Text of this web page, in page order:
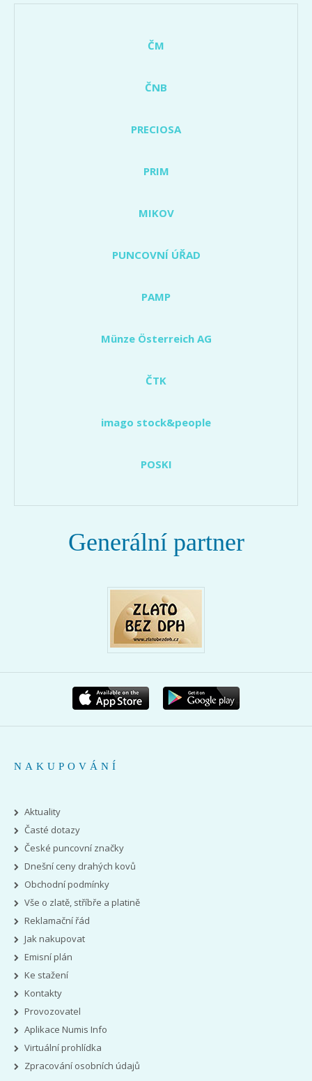
ČM
ČNB
PRECIOSA
PRIM
MIKOV
PUNCOVNÍ ÚŘAD
PAMP
Münze Österreich AG
ČTK
imago stock&people
POSKI
Generální partner
NAKUPOVÁNÍ
Aktuality
Časté dotazy
České puncovní značky
Dnešní ceny drahých kovů
Obchodní podmínky
Vše o zlatě, stříbře a platině
Reklamační řád
Jak nakupovat
Emisní plán
Ke stažení
Kontakty
Provozovatel
Aplikace Numis Info
Virtuální prohlídka
Zpracování osobních údajů